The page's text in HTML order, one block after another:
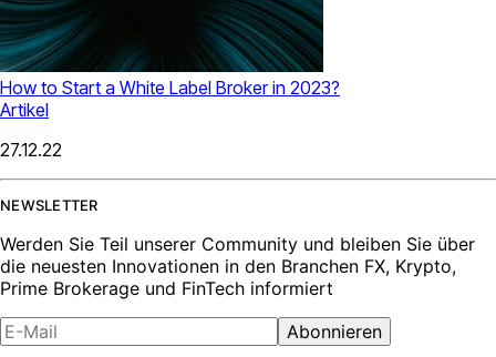
How to Start a White Label Broker in 2023?
Artikel
27.12.22
NEWSLETTER
Werden Sie Teil unserer Community und bleiben Sie über
die neuesten Innovationen in den Branchen FX, Krypto,
Prime Brokerage und FinTech informiert
Abonnieren